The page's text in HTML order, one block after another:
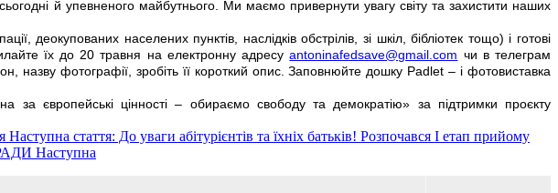
й упевненого майбутнього. Ми маємо привернути увагу світу та захистити наших
деокупованих населених пунктів, наслідків обстрілів, зі шкіл, бібліотек тощо) і готові
їх до 20 травня на електронну адресуantoninafedsave@gmail.com чи в телеграм
назву фотографії, зробіть її короткий опис. Заповнюйте дошку Padlet – і фотовиставка
за європейські цінності – обираємо свободу та демократію» за підтримки проєкту
Наступна стаття: До уваги абітурієнтів та їхніх батьків! Розпочався І етап прийому
Наступна